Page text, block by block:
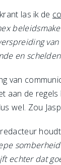
las ik de
en
van
aan de
wel. Zou
echter dat